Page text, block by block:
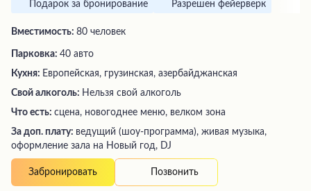
Подарок за бронирование Разрешен фейерверк
Вместимость: 80 человек
Парковка: 40 авто
Кухня: Европейская, грузинская, азербайджанская
Свой алкоголь: Нельзя свой алкоголь
Что есть: сцена, новогоднее меню, велком зона
За доп. плату: ведущий (шоу-программа), живая музыка,
оформление зала на Новый год, DJ
Забронировать Позвонить